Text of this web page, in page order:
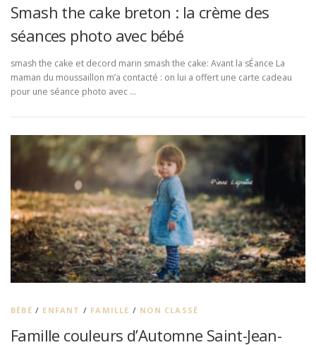
Smash the cake breton : la crème des
séances photo avec bébé
smash the cake et decord marin smash the cake: Avant la sÉance La
maman du moussaillon m’a contacté : on lui a offert une carte cadeau
pour une séance photo avec …
BÉBÉ / ENFANT / FAMILLE / NON CLASSÉ
Famille couleurs d’Automne Saint-Jean-